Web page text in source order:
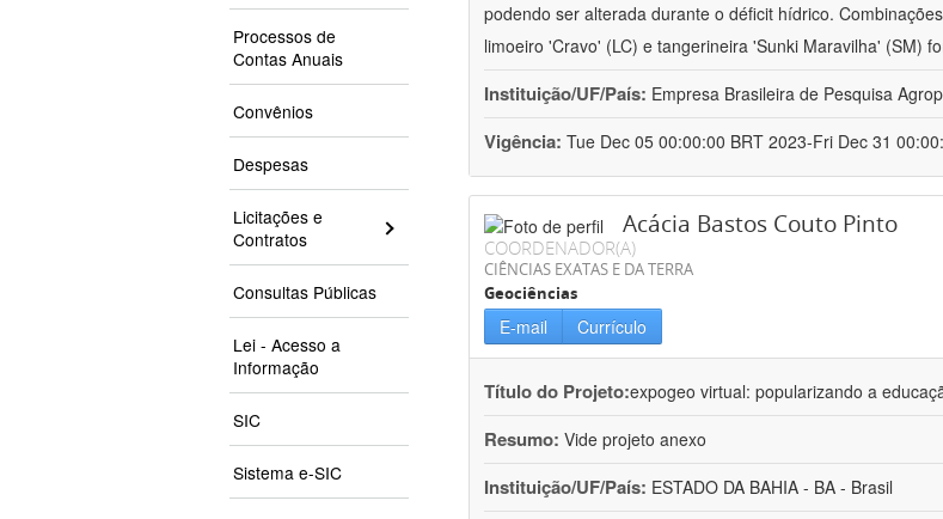
Processos de
Contas Anuais
Convênios
Despesas
Licitações e
Contratos
Consultas Públicas
Lei - Acesso a
Informação
SIC
Sistema e-SIC
podendo ser alterada durante o déficit hídrico.
limoeiro 'Cravo' (LC) e tangerineira 'Sunki Maravilha' (SM)
Instituição/UF/País: Empresa Brasileira de Pesquisa
Vigência: Tue Dec 05 00:00:00 BRT 2023-Fri Dec 31
Acácia Bastos Couto Pinto
COORDENADOR(A)
CIÊNCIAS EXATAS E DA TERRA
Geociências
E-mail Currículo
Título do Projeto:expogeo virtual: popularizando a
Resumo: Vide projeto anexo
Instituição/UF/País: ESTADO DA BAHIA - BA - Brasil